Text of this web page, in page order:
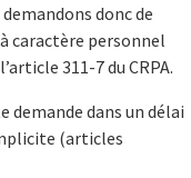
donc de
caractère personnel
311-7 du CRPA.
demande dans un délai
(articles